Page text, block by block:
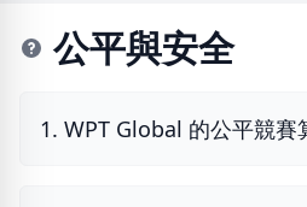
公平與安全
1. WPT Global 的公平競賽